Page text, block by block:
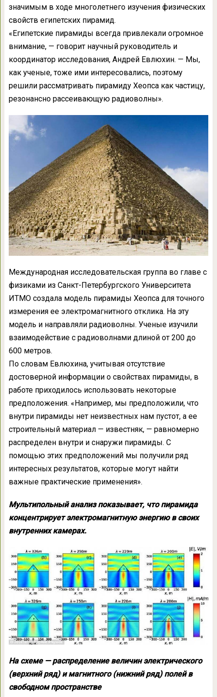
значимым в ходе многолетнего изучения физических
свойств египетских пирамид.
«Египетские пирамиды всегда привлекали огромное
внимание, — говорит научный руководитель и
координатор исследования, Андрей Евлюхин. — Мы,
как ученые, тоже ими интересовались, поэтому
решили рассматривать пирамиду Хеопса как частицу,
резонансно рассеивающую радиоволны».
Международная исследовательская группа во главе с
физиками из Санкт-Петербургского Университета
ИТМО создала модель пирамиды Хеопса для точного
измерения ее электромагнитного отклика. На эту
модель и направляли радиоволны. Ученые изучили
взаимодействие с радиоволнами длиной от 200 до
600 метров.
По словам Евлюхина, учитывая отсутствие
достоверной информации о свойствах пирамиды, в
работе приходилось использовать некоторые
предположения. «Например, мы предположили, что
внутри пирамиды нет неизвестных нам пустот, а ее
строительный материал — известняк, — равномерно
распределен внутри и снаружи пирамиды. С
помощью этих предположений мы получили ряд
интересных результатов, которые могут найти
важные практические применения».
Мультипольный анализ показывает, что пирамида
концентрирует электромагнитную энергию в своих
внутренних камерах.
На схеме — распределение величин электрического
(верхний ряд) и магнитного (нижний ряд) полей в
свободном пространстве